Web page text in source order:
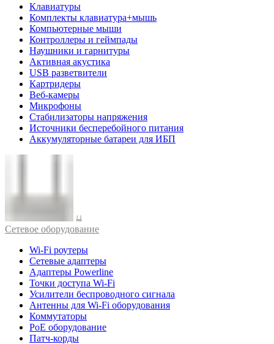
Клавиатуры
Комплекты клавиатура+мышь
Компьютерные мыши
Контроллеры и геймпады
Наушники и гарнитуры
Активная акустика
USB разветвители
Картридеры
Веб-камеры
Микрофоны
Стабилизаторы напряжения
Источники бесперебойного питания
Аккумуляторные батареи для ИБП
Cетевое оборудование
Wi-Fi роутеры
Сетевые адаптеры
Адаптеры Powerline
Точки доступа Wi-Fi
Усилители беспроводного сигнала
Антенны для Wi-Fi оборудования
Коммутаторы
PoE оборудование
Патч-корды